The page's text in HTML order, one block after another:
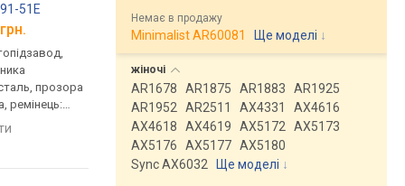
51E
прозора
ремінець:
від 12 440 грн.
корпус годинника
нержавіюча сталь, механізм
з каменями, прозора задня
кришка, ремінець: браслет
сталь, WR 50, Японія
порівняти
від 12 920 грн.
нержавіюча сталь,
браслет сталь, WR
Іспаніяпорівняти
Немає в продажу
Minimalist AR60081 Ще моделі ↓
жіночі
AR1678 AR1875 AR1883
AR1925
AR1952
AR2511 AX4331
AX4616
AX4618
AX4619 AX5172
AX5173
AX5176
AX5177 AX5180
Sync AX6032
Ще моделі ↓